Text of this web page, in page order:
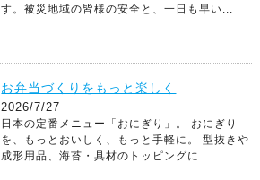
す。被災地域の皆様の安全と、一日も早い...
お弁当づくりをもっと楽しく
2026/7/27
日本の定番メニュー「おにぎり」。 おにぎり
を、もっとおいしく、もっと手軽に。 型抜きや
成形用品、海苔・具材のトッピングに...